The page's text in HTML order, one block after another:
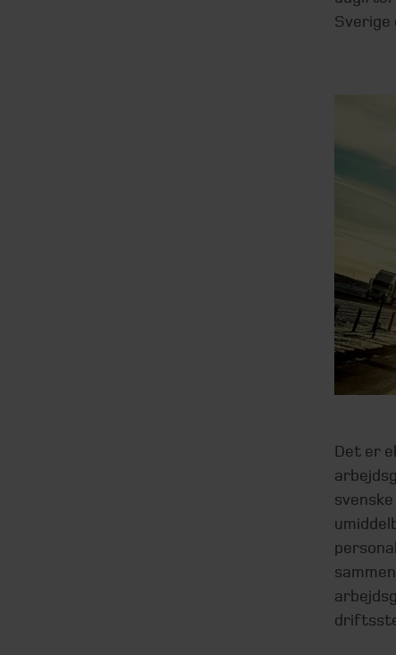
Sverige
Det er